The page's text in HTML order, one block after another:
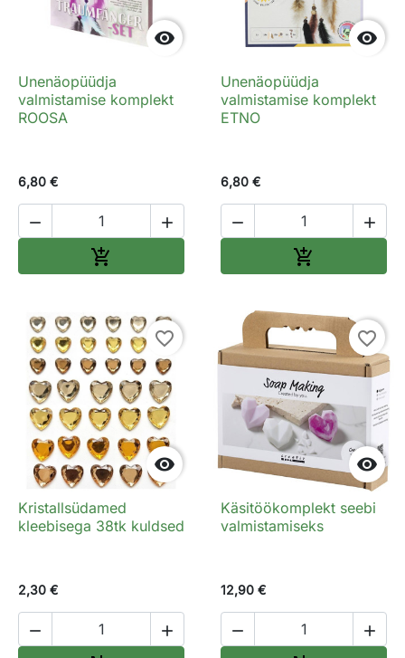

Unenäopüüdja
valmistamise komplekt
ROOSA
6,80 €
 


Unenäopüüdja
valmistamise komplekt
ETNO
6,80 €
 


favorite_border
Kristallsüdamed
kleebisega 38tk kuldsed
2,30 €
 

favorite_border
Käsitöökomplekt seebi
valmistamiseks
12,90 €
 